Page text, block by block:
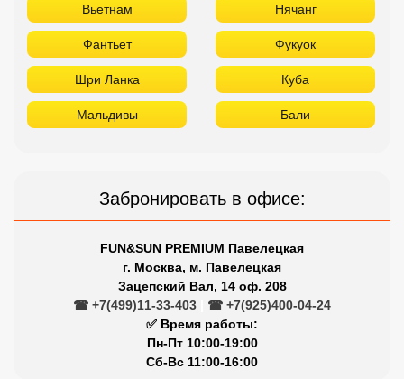
Вьетнам Нячанг
Фантьет Фукуок
Шри Ланка Куба
Мальдивы Бали
Забронировать в офисе:
FUN&SUN PREMIUM Павелецкая
г. Москва, м. Павелецкая
Зацепский Вал, 14 оф. 208
☎ +7(499)11-33-403
☎ +7(925)400-04-24
✅ Время работы:
Пн-Пт 10:00-19:00
Сб-Вс 11:00-16:00